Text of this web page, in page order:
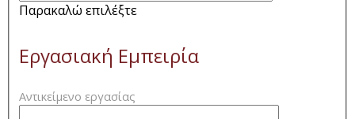
Παρακαλώ επιλέξτε
Εργασιακή Εμπειρία
Αντικείμενο εργασίας